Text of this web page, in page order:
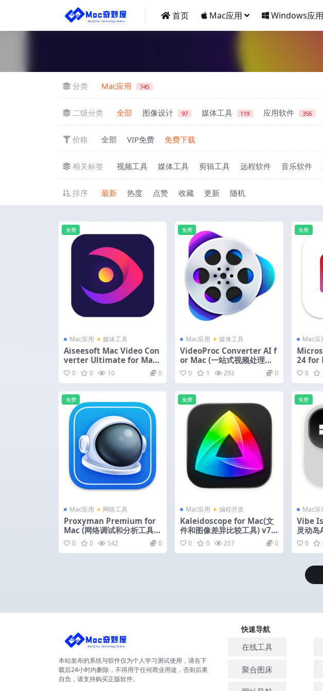
首页 Mac应用 Windows应用
分类 Mac应用 745
二级分类 全部 图像设计 97 媒体工具 119 应用软件 356
价格 全部 VIP免费 免费下载
相关标签 视频工具 媒体工具 剪辑工具 远程软件 音乐软件
排序 最新 热度 点赞 收藏 更新 随机
Mac应用 媒体工具
Aiseesoft Mac Video Con
verter Ultimate for Mac
(好用的视频转换工具) v10.
5.52 激活版
免费
0 0 10 0
Mac应用 媒体工具
VideoProc Converter AI f
or Mac (一站式视频处理软
件) v8.11 中文版
免费
0 1 292 0
Mac应
24 for
免费
0
Mac应用 网络工具
Proxyman Premium for
Mac (网络调试和分析工具)
v6.14.0 激活版
免费
0 0 542 0
Mac应用 编程开发
Kaleidoscope for Mac(文
件和图像差异比较工具) v7.0
激活版
免费
0 0 257 0
Mac应
Vibe
灵动
0.42
免费
0
本站发布的系统与软件仅为个人学习测试使用，请在下
载后24小时内删除，不得用于任何商业用途，否则后果
自负，请支持购买正版软件。
快速导航
在线工具
聚合图床